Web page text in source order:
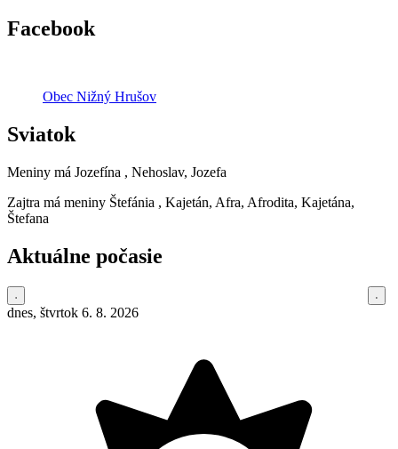
Facebook
Obec Nižný Hrušov
Sviatok
Meniny má Jozefína , Nehoslav, Jozefa
Zajtra má meniny Štefánia , Kajetán, Afra, Afrodita, Kajetána,
Štefana
Aktuálne počasie
dnes, štvrtok 6. 8. 2026